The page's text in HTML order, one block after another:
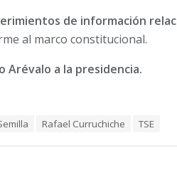
de información
al marco constitucional.
Arévalo a la presidencia.
Rafael Curruchiche TSE